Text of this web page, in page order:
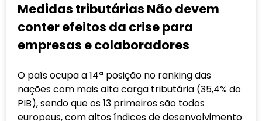
Medidas tributárias Não devem
conter efeitos da crise para
empresas e colaboradores
O país ocupa a 14ª posição no ranking das
nações com mais alta carga tributária (35,4% do
PIB), sendo que os 13 primeiros são todos
europeus, com altos índices de desenvolvimento